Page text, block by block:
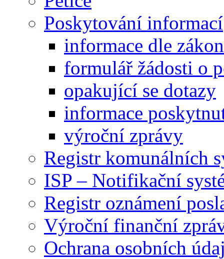
Poskytování informací
informace dle
formulář žádosti o
opakující se dotazy
informace
výroční zprávy
Registr komunálních
ISP – Notifikační
Registr oznámení
Výroční finanční
Ochrana osobních